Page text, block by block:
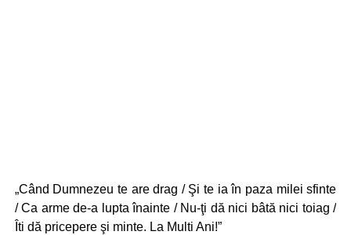
„Când Dumnezeu te are drag / Şi te ia în paza milei sfinte
/ Ca arme de-a lupta înainte / Nu-ţi dă nici bâtă nici toiag /
Îti dă pricepere şi minte. La Multi Ani!”